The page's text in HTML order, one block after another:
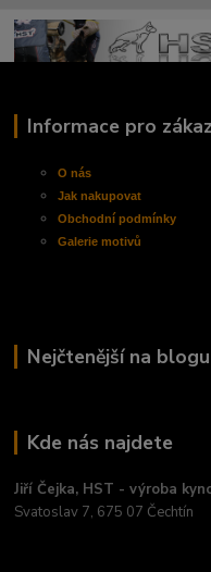
Informace pro
O nás
Jak nakupovat
Obchodnípodmínky
Galerie motivů
Nejčtenější na blogu
Kde nás najdete
Jiří Čejka, HST - výroba
Svatoslav 7, 675 07 Čechtín